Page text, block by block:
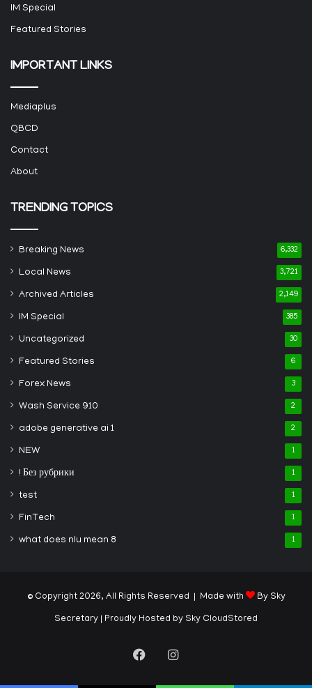
IM Special
Featured Stories
IMPORTANT LINKS
Mediaplus
QBCD
Contact
About
TRENDING TOPICS
Breaking News 6,332
Local News 3,721
Archived Articles 2,149
IM Special 385
Uncategorized 30
Featured Stories 6
Forex News 3
Wash Service 910 2
adobe generative ai 1 2
NEW 1
! Без рубрики 1
test 1
FinTech 1
what does nlu mean 8 1
© Copyright 2026, All Rights Reserved | Made with By Sky
Secretary | Proudly Hosted by Sky CloudStored
FacebookInstagram